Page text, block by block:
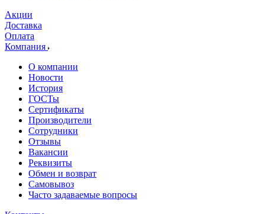
Акции
Доставка
Оплата
Компания
О компании
Новости
История
ГОСТы
Сертификаты
Производители
Сотрудники
Отзывы
Вакансии
Реквизиты
Обмен и возврат
Самовывоз
Часто задаваемые вопросы